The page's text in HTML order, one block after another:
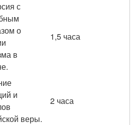
с
о
в
1,5 часа
и
веры.
2 часа